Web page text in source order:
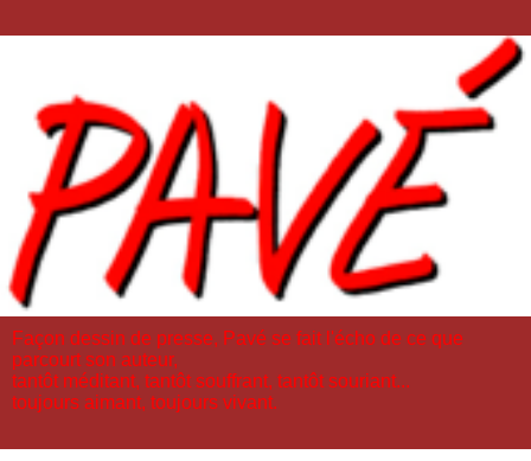
Façon dessin de presse, Pavé se fait l'écho de ce que
parcourt son auteur,
tantôt méditant, tantôt souffrant, tantôt souriant...
toujours aimant, toujours vivant.